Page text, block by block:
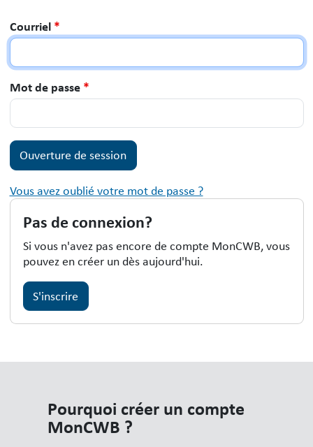
Courriel *
Mot de passe *
Vous avez oublié votre mot de passe ?
Pas de connexion?
Si vous n'avez pas encore de compte MonCWB, vous
pouvez en créer un dès aujourd'hui.
S'inscrire
Pourquoi créer un compte
MonCWB ?